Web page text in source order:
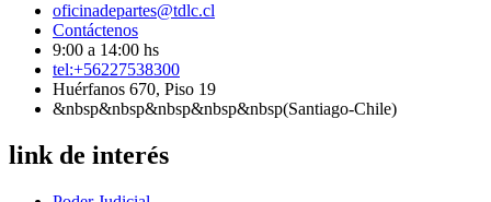
oficinadepartes@tdlc.cl
Contáctenos
9:00 a 14:00 hs
tel:+56227538300
Huérfanos 670, Piso 19
&nbsp&nbsp&nbsp&nbsp&nbsp(Santiago-Chile)
link de interés